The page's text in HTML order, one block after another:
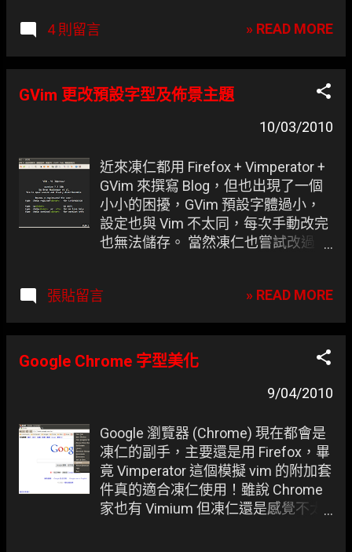
來了。
4 則留言 » READ MORE
GVim 更改預設字型及佈景主題
10/03/2010
近來凍仁都用 Firefox + Vimperator +
GVim 來撰寫 Blog，但也出現了一個
小小的困擾，GVim 預設字體過小，
設定也與 Vim 不太同，每次手動改完
也無法儲存。 當然凍仁也嘗試改過
配色 + 14pt + LiHei + Monaco = 凍仁
張貼留言 » READ MORE
Google Chrome 字型美化
9/04/2010
Google 瀏覽器 (Chrome) 現在都會是
凍仁的副手，主要還是用 Firefox，畢
竟 Vimperator 這個模擬 vim 的附加套
件真的適合凍仁使用！雖說 Chrome
家也有 Vimium 但凍仁還是感覺不太